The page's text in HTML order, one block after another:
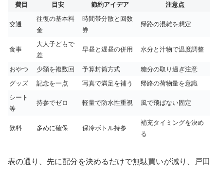
費目 目安 節約アイデア 注意点
交通
往復の基本料
金
時間帯分散と回数
券
帰路の混雑を想定
食事
大人子どもで
差
早昼と遅昼の併用 水分と汁物で温度調整
おやつ 少額を複数回 予算封筒方式
糖分の取り過ぎ注意
グッズ
記念を一点 写真で満足を補う
帰路の荷物量を意識
シート
等
持参でゼロ 軽量で防水性重視 風で飛ばない固定
飲料 多めに確保 保冷ボトル持参
補充タイミングを決め
る
表の通り、先に配分を決めるだけで無駄買いが減り、戸田